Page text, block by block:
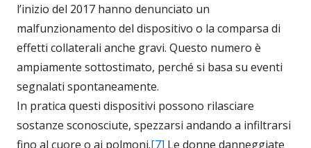
l’inizio del 2017 hanno denunciato un
malfunzionamento del dispositivo o la comparsa di
effetti collaterali anche gravi. Questo numero è
ampiamente sottostimato, perché si basa su eventi
segnalati spontaneamente.
In pratica questi dispositivi possono rilasciare
sostanze sconosciute, spezzarsi andando a infiltrarsi
fino al cuore o ai polmoni.[7] Le donne danneggiate